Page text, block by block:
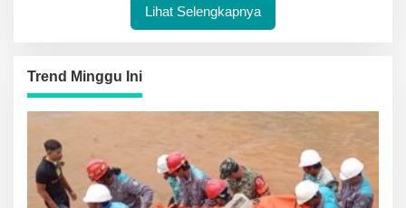
Lihat Selengkapnya
Trend Minggu Ini